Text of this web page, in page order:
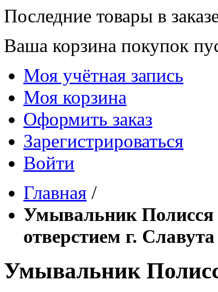
Последние товары в
Ваша корзина покупок
Моя учётная запись
Моя корзина
Оформить заказ
Зарегистрироваться
Войти
Главная /
Умывальник Полисся
отверстием г. Славута
Умывальник